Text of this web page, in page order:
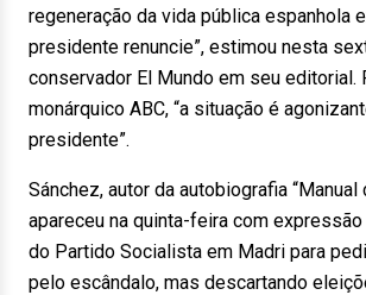
regeneração da vida pública espanhola
presidente renuncie”, estimou nesta
conservador El Mundo em seu editorial.
monárquico ABC, “a situação é
presidente”.
Sánchez, autor da autobiografia “Manual
apareceu na quinta-feira com
do Partido Socialista em Madri para
pelo escândalo, mas descartando